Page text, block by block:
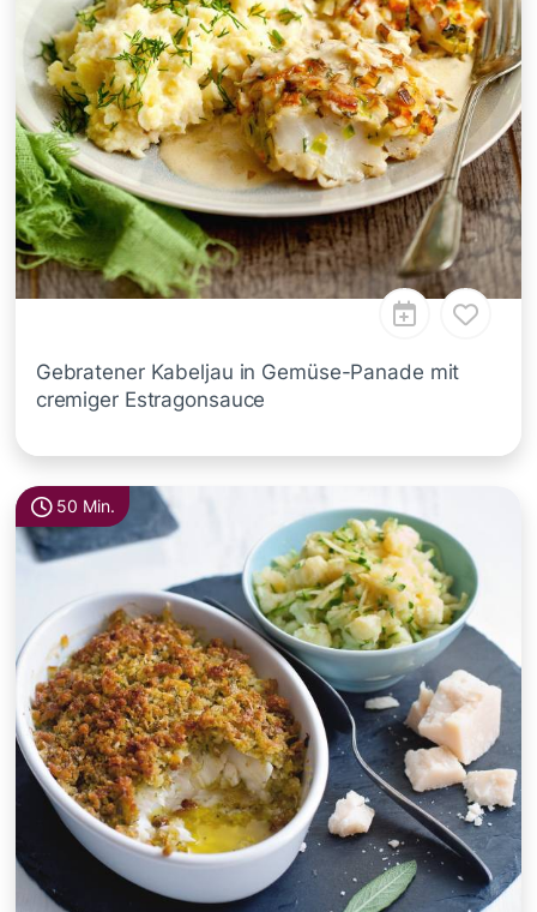
Gebratener Kabeljau in Gemüse-Panade mit
cremiger Estragonsauce
50 Min.